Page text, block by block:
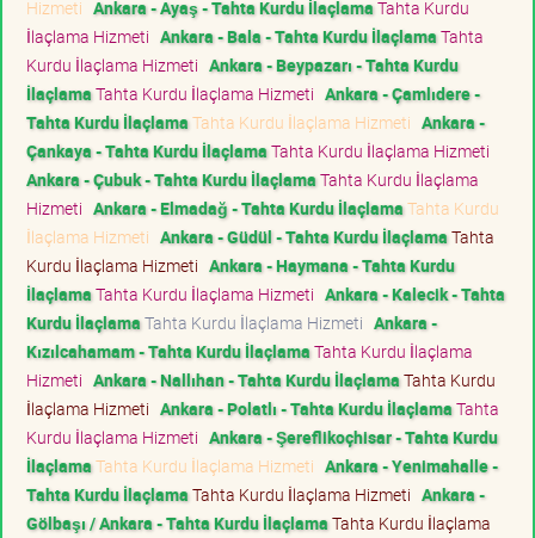
Hizmeti Ankara - Ayaş - Tahta Kurdu İlaçlamaTahta Kurdu
İlaçlama Hizmeti Ankara - Bala - Tahta Kurdu İlaçlamaTahta
Kurdu İlaçlama Hizmeti Ankara - Beypazarı - Tahta Kurdu
İlaçlamaTahta Kurdu İlaçlama Hizmeti Ankara - Çamlıdere -
Tahta Kurdu İlaçlamaTahta Kurdu İlaçlama Hizmeti Ankara -
Çankaya - Tahta Kurdu İlaçlamaTahta Kurdu İlaçlama Hizmeti
Ankara - Çubuk - Tahta Kurdu İlaçlamaTahta Kurdu İlaçlama
Hizmeti Ankara - Elmadağ - Tahta Kurdu İlaçlamaTahta Kurdu
İlaçlama Hizmeti Ankara - Güdül - Tahta Kurdu İlaçlamaTahta
Kurdu İlaçlama Hizmeti Ankara - Haymana - Tahta Kurdu
İlaçlamaTahta Kurdu İlaçlama Hizmeti Ankara - Kalecik - Tahta
Kurdu İlaçlamaTahta Kurdu İlaçlama Hizmeti Ankara -
Kızılcahamam - Tahta Kurdu İlaçlamaTahta Kurdu İlaçlama
Hizmeti Ankara - Nallıhan - Tahta Kurdu İlaçlamaTahta Kurdu
İlaçlama Hizmeti Ankara - Polatlı - Tahta Kurdu İlaçlamaTahta
Kurdu İlaçlama Hizmeti Ankara - Şereflikoçhisar - Tahta Kurdu
İlaçlamaTahta Kurdu İlaçlama Hizmeti Ankara - Yenimahalle -
Tahta Kurdu İlaçlamaTahta Kurdu İlaçlama Hizmeti Ankara -
Gölbaşı / Ankara - Tahta Kurdu İlaçlamaTahta Kurdu İlaçlama